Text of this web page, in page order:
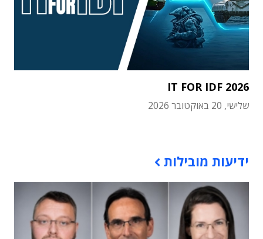
IT FOR IDF 2026
שלישי, 20 באוקטובר 2026
ידיעות מובילות